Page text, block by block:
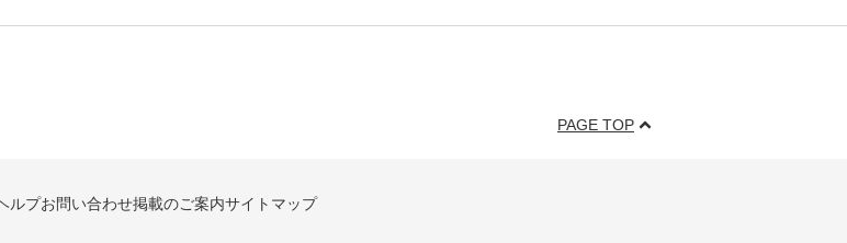
PAGE TOP
ルプお問い合わせ掲載のご案内サイトマップ